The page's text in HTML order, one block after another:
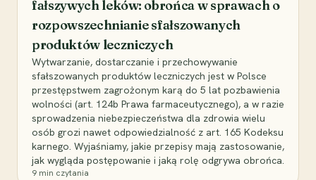
fałszywych leków: obrońca w sprawach o
rozpowszechnianie sfałszowanych
produktów leczniczych
Wytwarzanie, dostarczanie i przechowywanie
sfałszowanych produktów leczniczych jest w Polsce
przestępstwem zagrożonym karą do 5 lat pozbawienia
wolności (art. 124b Prawa farmaceutycznego), a w razie
sprowadzenia niebezpieczeństwa dla zdrowia wielu
osób grozi nawet odpowiedzialność z art. 165 Kodeksu
karnego. Wyjaśniamy, jakie przepisy mają zastosowanie,
jak wygląda postępowanie i jaką rolę odgrywa obrońca.
9 min czytania